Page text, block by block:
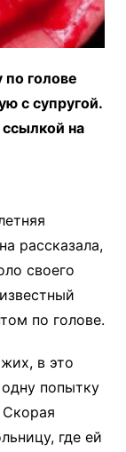
голове
с супругой.
на
рассказала,
своего
по голове.
в это
попытку
Скорая
где ей